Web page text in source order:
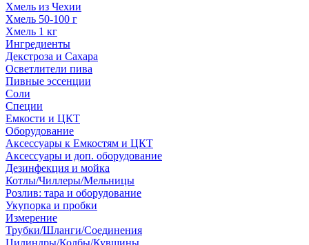
Хмель из Чехии
Хмель 50-100 г
Хмель 1 кг
Ингредиенты
Декстроза и Сахара
Осветлители пива
Пивные эссенции
Соли
Специи
Емкости и ЦКТ
Оборудование
Аксессуары к Емкостям и ЦКТ
Аксессуары и доп. оборудование
Дезинфекция и мойка
Котлы/Чиллеры/Мельницы
Розлив: тара и оборудование
Укупорка и пробки
Измерение
Трубки/Шланги/Соединения
Цилиндры/Колбы/Кувшины